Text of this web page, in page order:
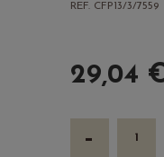
REF. CFP13/3/7559
29,04
-